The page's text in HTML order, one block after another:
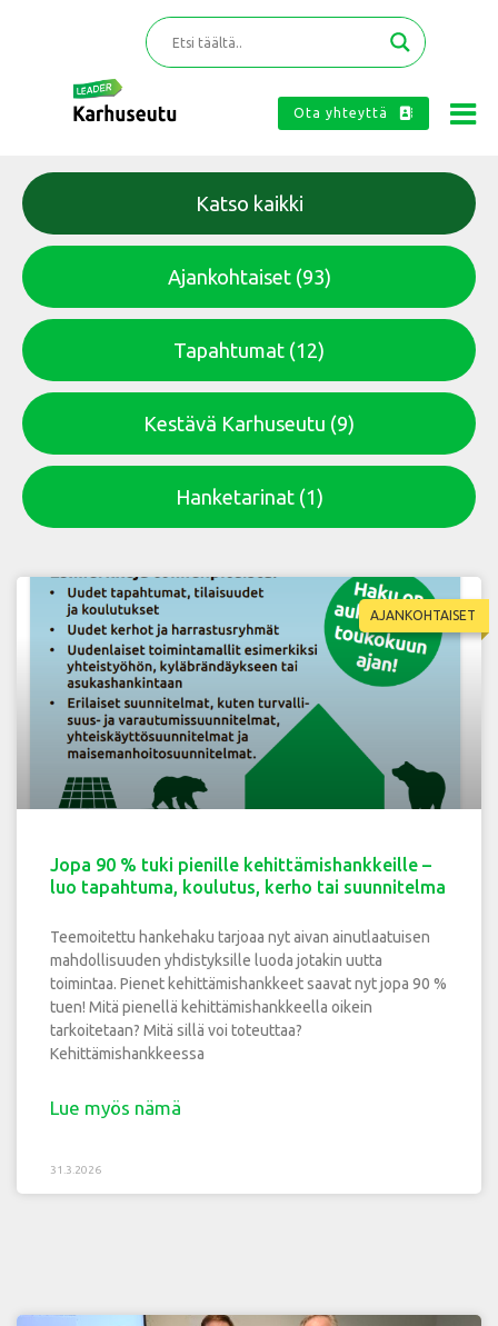
Ota yhteyttä
Katso kaikki
Ajankohtaiset (93)
Tapahtumat (12)
Kestävä Karhuseutu (9)
Hanketarinat (1)
AJANKOHTAISET
Jopa 90 % tuki pienille kehittämishankkeille –
luo tapahtuma, koulutus, kerho tai suunnitelma
Teemoitettu hankehaku tarjoaa nyt aivan ainutlaatuisen
mahdollisuuden yhdistyksille luoda jotakin uutta
toimintaa. Pienet kehittämishankkeet saavat nyt jopa 90 %
tuen! Mitä pienellä kehittämishankkeella oikein
tarkoitetaan? Mitä sillä voi toteuttaa?
Kehittämishankkeessa
Lue myös nämä
31.3.2026